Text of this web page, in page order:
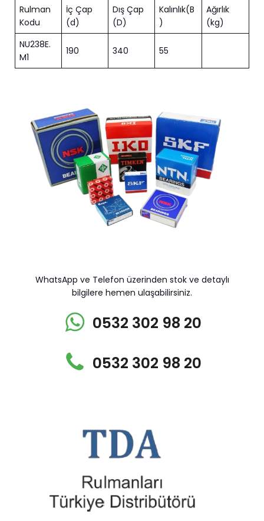
Rulman
Kodu
İç Çap
(d)
Dış Çap
(D)
Kalınlık(B
)
Ağırlık
(kg)
NU238E.
M1
190 340 55
WhatsApp ve Telefon üzerinden stok ve detaylı
bilgilere hemen ulaşabilirsiniz.
0532 302 98 20
0532 302 98 20